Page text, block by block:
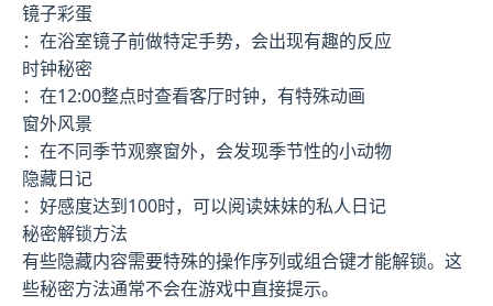
镜子彩蛋
：在浴室镜子前做特定手势，会出现有趣的反应
时钟秘密
：在12:00整点时查看客厅时钟，有特殊动画
窗外风景
：在不同季节观察窗外，会发现季节性的小动物
隐藏日记
：好感度达到100时，可以阅读妹妹的私人日记
秘密解锁方法
有些隐藏内容需要特殊的操作序列或组合键才能解锁。这
些秘密方法通常不会在游戏中直接提示。